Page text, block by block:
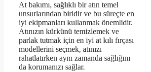
At bakımı, sağlıklı bir atın temel
unsurlarından biridir ve bu süreçte en
iyi ekipmanları kullanmak önemlidir.
Atınızın kürkünü temizlemek ve
parlak tutmak için en iyi at kılı fırçası
modellerini seçmek, atınızı
rahatlatırken aynı zamanda sağlığını
da korumanızı sağlar.